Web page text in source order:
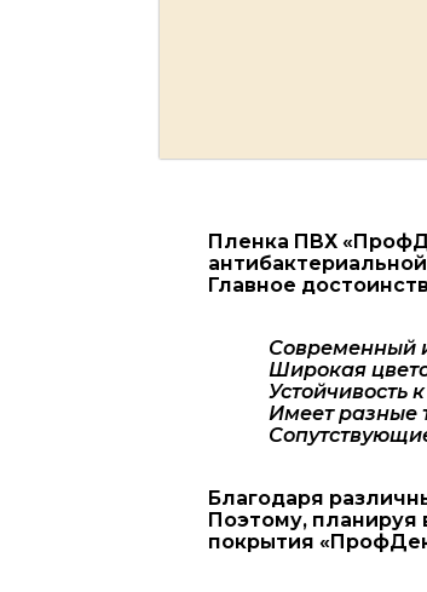
Пленка ПВХ
Главное
Современный
Широкая
Устойчивость
Имеет разные
Благодаря
Поэтому, планируя
покрытия